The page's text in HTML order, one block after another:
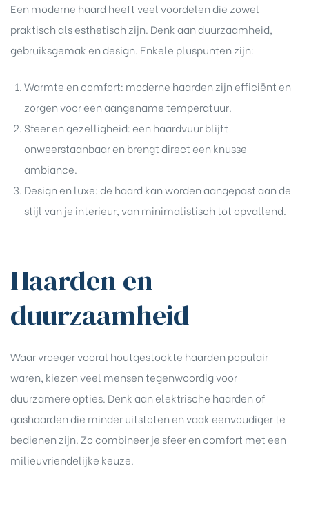
Een moderne haard heeft veel voordelen die zowel
praktisch als esthetisch zijn. Denk aan duurzaamheid,
gebruiksgemak en design. Enkele pluspunten zijn:
Warmte en comfort: moderne haarden zijn efficiënt en
zorgen voor een aangename temperatuur.
Sfeer en gezelligheid: een haardvuur blijft
onweerstaanbaar en brengt direct een knusse
ambiance.
Design en luxe: de haard kan worden aangepast aan de
stijl van je interieur, van minimalistisch tot opvallend.
Haarden en
duurzaamheid
Waar vroeger vooral houtgestookte haarden populair
waren, kiezen veel mensen tegenwoordig voor
duurzamere opties. Denk aan elektrische haarden of
gashaarden die minder uitstoten en vaak eenvoudiger te
bedienen zijn. Zo combineer je sfeer en comfort met een
milieuvriendelijke keuze.